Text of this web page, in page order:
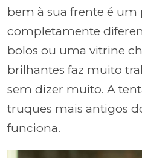
bem à sua frente é um
completamente
bolos ou uma vitrine
brilhantes faz muito
sem dizer muito. A
truques mais antigos
funciona.